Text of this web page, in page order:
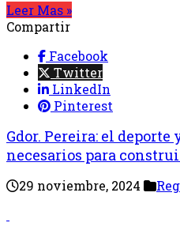
Leer Mas »
Compartir
Facebook
Twitter
LinkedIn
Pinterest
Gdor. Pereira: el
necesarios para
29 noviembre, 2024